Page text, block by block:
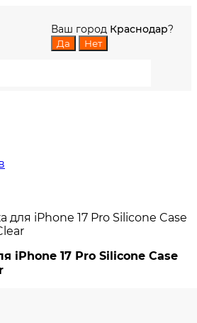
Ваш город Краснодар?
для iPhone 17 Pro Silicone Case
iPhone 17 Pro Silicone Case